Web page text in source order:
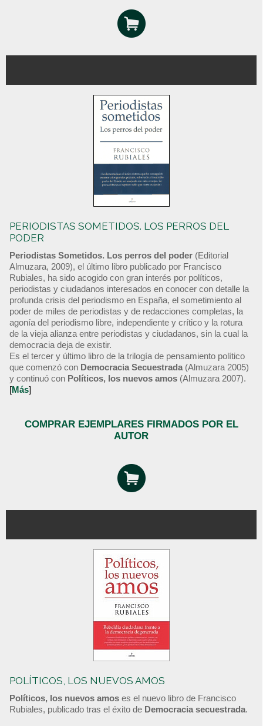
PERIODISTAS SOMETIDOS. LOS PERROS DEL
PODER
Periodistas Sometidos. Los perros del poder (Editorial
Almuzara, 2009), el último libro publicado por Francisco
Rubiales, ha sido acogido con gran interés por políticos,
periodistas y ciudadanos interesados en conocer con detalle la
profunda crisis del periodismo en España, el sometimiento al
poder de miles de periodistas y de redacciones completas, la
agonía del periodismo libre, independiente y crítico y la rotura
de la vieja alianza entre periodistas y ciudadanos, sin la cual la
democracia deja de existir.
Es el tercer y último libro de la trilogía de pensamiento político
que comenzó con Democracia Secuestrada (Almuzara 2005)
y continuó con Políticos, los nuevos amos (Almuzara 2007).
[Más]
COMPRAR EJEMPLARES FIRMADOS POR EL
AUTOR
POLÍTICOS, LOS NUEVOS AMOS
Políticos, los nuevos amos es el nuevo libro de Francisco
Rubiales, publicado tras el éxito de Democracia secuestrada.